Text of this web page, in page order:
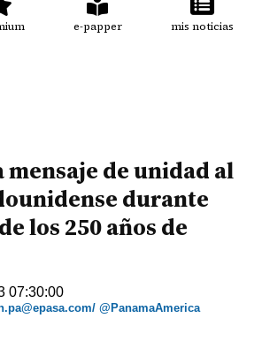
e-papper mis noticias
de unidad al
durante
los 250 años de
07:30:00
@PanamaAmerica